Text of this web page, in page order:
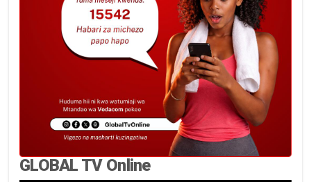
GLOBAL TV Online